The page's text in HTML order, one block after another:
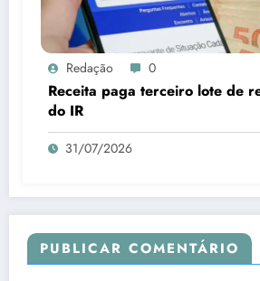
Redação 0
Receita paga terceiro lote de
do IR
31/07/2026
PUBLICAR COMENTÁRIO